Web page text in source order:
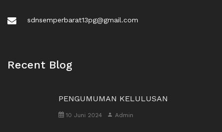
sdnsemperbarat13pg@gmail.com
Recent Blog
PENGUMUMAN KELULUSAN
10 Juni 2024 Admin